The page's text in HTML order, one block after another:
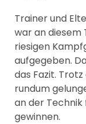
Trainer und
war an diesem
riesigen
aufgegeben.
das Fazit.
rundum
an der Technik
gewinnen.